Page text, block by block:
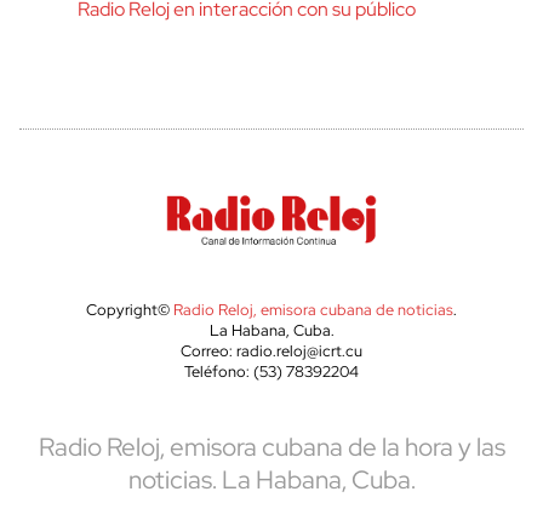
Radio Reloj en interacción con su público
Copyright© Radio Reloj, emisora cubana de noticias.
La Habana, Cuba.
Correo: radio.reloj@icrt.cu
Teléfono: (53) 78392204
Radio Reloj, emisora cubana de la hora y las
noticias. La Habana, Cuba.